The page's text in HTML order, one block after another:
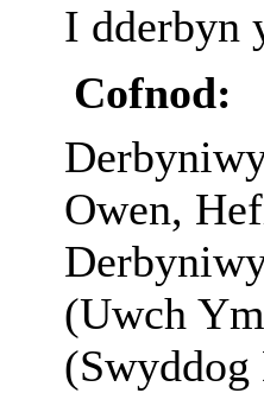
I dderbyn
Cofnod:
Owen,
(Uwch